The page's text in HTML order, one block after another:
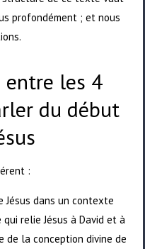
profondément ; et nous
entre les 4
du début
:
Jésus dans un contexte
relie Jésus à David et à
de la conception divine de